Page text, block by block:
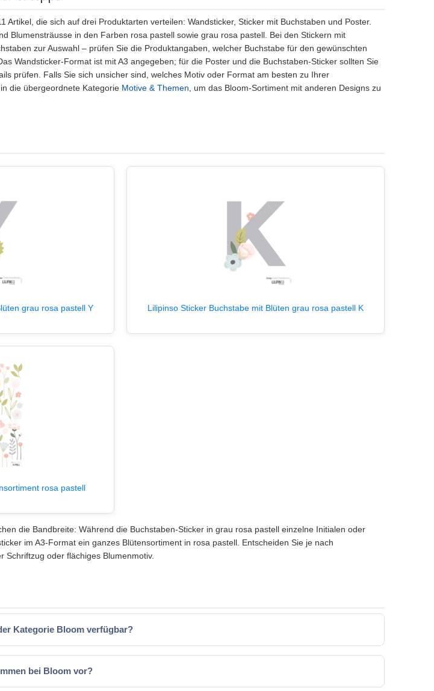
Artikel, die sich auf drei Produktarten verteilen: Wandsticker, Sticker mit Buchstaben und Poster.
Blumensträusse in den Farben rosa pastell sowie grau rosa pastell. Bei den Stickern mit
zur Auswahl – prüfen Sie die Produktangaben, welcher Buchstabe für den gewünschten
Wandsticker-Format ist mit A3 angegeben; für die Poster und die Buchstaben-Sticker sollten Sie
prüfen. Falls Sie sich unsicher sind, welches Motiv oder Format am besten zu Ihrer
die übergeordnete Kategorie Motive & Themen , um das Bloom-Sortiment mit anderen Designs zu
grau rosa pastell Y Lilipinso Sticker Buchstabe mit Blüten grau rosa pastell K
rosa pastell
die Bandbreite: Während die Buchstaben-Sticker in grau rosa pastell einzelne Initialen oder
im A3-Format ein ganzes Blütensortiment in rosa pastell. Entscheiden Sie je nach
Schriftzug oder flächiges Blumenmotiv.
Kategorie Bloom verfügbar?
bei Bloom vor?